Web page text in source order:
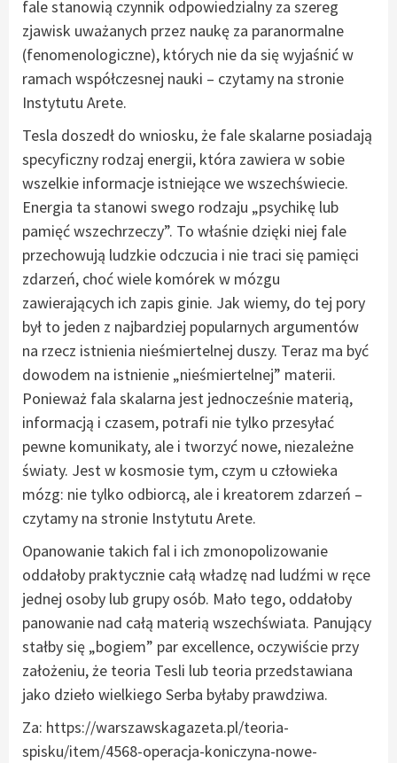
fale stanowią czynnik odpowiedzialny za szereg
zjawisk uważanych przez naukę za paranormalne
(fenomenologiczne), których nie da się wyjaśnić w
ramach współczesnej nauki – czytamy na stronie
Instytutu Arete.
Tesla doszedł do wniosku, że fale skalarne posiadają
specyficzny rodzaj energii, która zawiera w sobie
wszelkie informacje istniejące we wszechświecie.
Energia ta stanowi swego rodzaju „psychikę lub
pamięć wszechrzeczy”. To właśnie dzięki niej fale
przechowują ludzkie odczucia i nie traci się pamięci
zdarzeń, choć wiele komórek w mózgu
zawierających ich zapis ginie. Jak wiemy, do tej pory
był to jeden z najbardziej popularnych argumentów
na rzecz istnienia nieśmiertelnej duszy. Teraz ma być
dowodem na istnienie „nieśmiertelnej” materii.
Ponieważ fala skalarna jest jednocześnie materią,
informacją i czasem, potrafi nie tylko przesyłać
pewne komunikaty, ale i tworzyć nowe, niezależne
światy. Jest w kosmosie tym, czym u człowieka
mózg: nie tylko odbiorcą, ale i kreatorem zdarzeń –
czytamy na stronie Instytutu Arete.
Opanowanie takich fal i ich zmonopolizowanie
oddałoby praktycznie całą władzę nad ludźmi w ręce
jednej osoby lub grupy osób. Mało tego, oddałoby
panowanie nad całą materią wszechświata. Panujący
stałby się „bogiem” par excellence, oczywiście przy
założeniu, że teoria Tesli lub teoria przedstawiana
jako dzieło wielkiego Serba byłaby prawdziwa.
Za: https://warszawskagazeta.pl/teoria-
spisku/item/4568-operacja-koniczyna-nowe-